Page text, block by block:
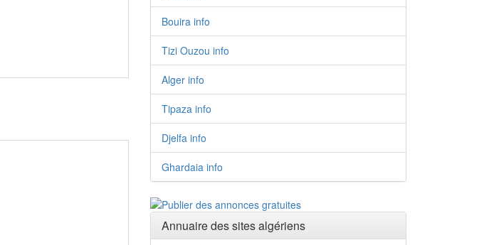
Bouira info
Tizi Ouzou info
Alger info
Tipaza info
Djelfa info
Ghardaia info
Annuaire des sites algériens